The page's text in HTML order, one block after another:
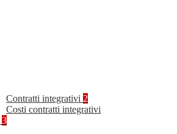
Contratti integrativi 2
Costi contratti integrativi
3